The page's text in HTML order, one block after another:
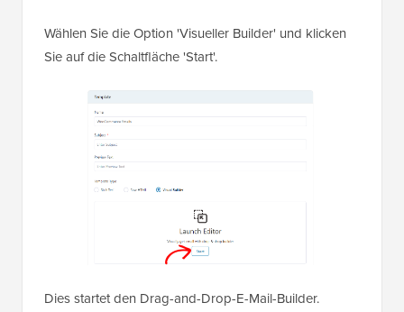
Wählen Sie die Option 'Visueller Builder' und klicken
Sie auf die Schaltfläche 'Start'.
Dies startet den Drag-and-Drop-E-Mail-Builder.